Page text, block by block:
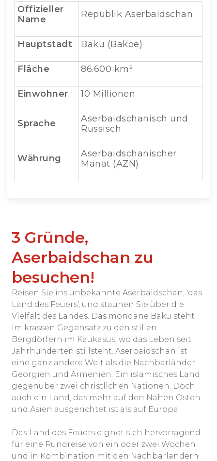
Offizieller
Name
Republik Aserbaidschan
Hauptstadt Baku (Bakoe)
Fläche 86.600 km²
Einwohner 10 Millionen
Sprache
Aserbaidschanisch und
Russisch
Währung
Aserbaidschanischer
Manat (AZN)
3 Gründe,
Aserbaidschan zu
besuchen!
Reisen Sie ins unbekannte Aserbaidschan, 'das
Land des Feuers', und staunen Sie über die
Vielfalt des Landes. Das mondäne Baku steht
im krassen Gegensatz zu den stillen
Bergdörfern im Kaukasus, wo das Leben seit
Jahrhunderten stillsteht. Aserbaidschan ist
eine ganz andere Welt als die Nachbarländer
Georgien und Armenien. Ein islamisches Land
gegenüber zwei christlichen Nationen. Doch
auch ein Land, das mehr auf den Nahen Osten
und Asien ausgerichtet ist als auf Europa.
Das Land des Feuers eignet sich hervorragend
für eine Rundreise von ein oder zwei Wochen
und in Kombination mit den Nachbarländern